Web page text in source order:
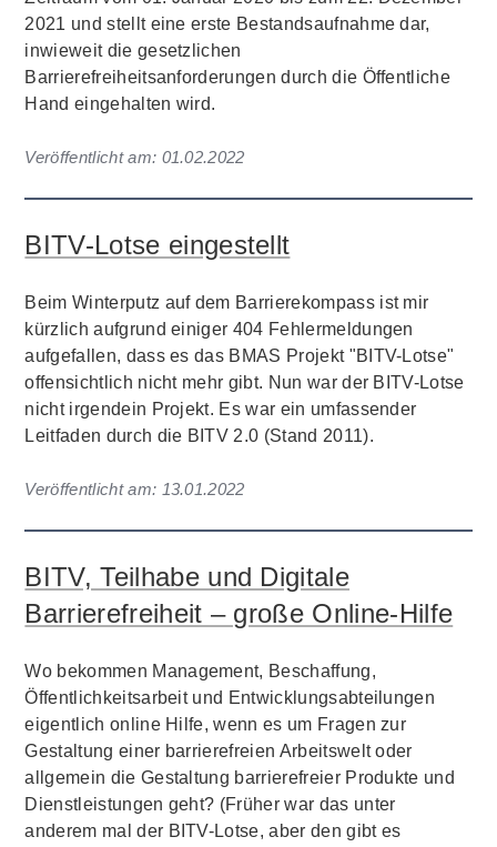
2021 und stellt eine erste Bestandsaufnahme dar,
inwieweit die gesetzlichen
Barrierefreiheitsanforderungen durch die Öffentliche
Hand eingehalten wird.
Veröffentlicht am: 01.02.2022
BITV-Lotse eingestellt
Beim Winterputz auf dem Barrierekompass ist mir
kürzlich aufgrund einiger 404 Fehlermeldungen
aufgefallen, dass es das BMAS Projekt "BITV-Lotse"
offensichtlich nicht mehr gibt. Nun war der BITV-Lotse
nicht irgendein Projekt. Es war ein umfassender
Leitfaden durch die BITV 2.0 (Stand 2011).
Veröffentlicht am: 13.01.2022
BITV, Teilhabe und Digitale
Barrierefreiheit – große Online-Hilfe
Wo bekommen Management, Beschaffung,
Öffentlichkeitsarbeit und Entwicklungsabteilungen
eigentlich online Hilfe, wenn es um Fragen zur
Gestaltung einer barrierefreien Arbeitswelt oder
allgemein die Gestaltung barrierefreier Produkte und
Dienstleistungen geht? (Früher war das unter
anderem mal der BITV-Lotse, aber den gibt es